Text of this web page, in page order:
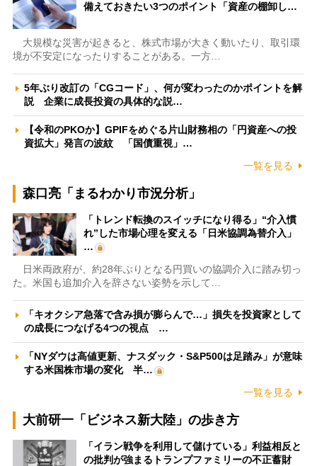
備えておきたい3つのポイント「資産の棚卸し…
大規模な災害が起きると、株式市場が大きく動いたり、取引環
境が不安定になったりすることがある。一方…
5年ぶり改訂の「CGコード」、何が変わったのかポイントを解
説 企業に成長投資の具体的な説…
【令和のPKOか】GPIFをめぐる片山財務相の「円資産への投
資拡大」発言の波紋 「国債重視」…
一覧を見る
森口亮「まるわかり市況分析」
「トレンド転換のスイッチになり得る」“介入慣
れ”した市場心理を変える「日米協調為替介入」
…
日米両政府が、約28年ぶりとなる円買いの協調介入に踏み切っ
た。米国も追加介入を辞さない姿勢を示して…
「キオクシア急落で含み損が膨らんで…」損失を投資家として
の成長につなげる4つの視点 …
「NYダウは高値更新、ナスダック・S&P500は足踏み」が意味
する米国株市場の変化 半…
一覧を見る
大前研一「ビジネス新大陸」の歩き方
「イラン戦争を利用して儲けている」利益相反と
の批判が強まるトランプファミリーの不正蓄財